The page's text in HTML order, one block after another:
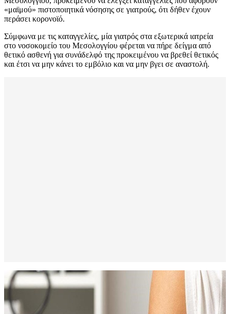
«μαϊμού» πιστοποιητικά νόσησης σε γιατρούς, ότι δήθεν έχουν
περάσει κορονοϊό.
Σύμφωνα με τις καταγγελίες, μία γιατρός στα εξωτερικά ιατρεία
στο νοσοκομείο του Μεσολογγίου φέρεται να πήρε δείγμα από
θετικό ασθενή για συνάδελφό της προκειμένου να βρεθεί θετικός
και έτσι να μην κάνει το εμβόλιο και να μην βγει σε αναστολή.